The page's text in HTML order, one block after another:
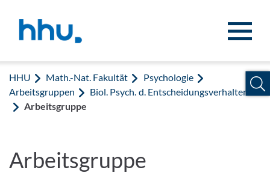
HHU Math.-Nat. Fakultät
Psychologie
Arbeitsgruppen
Biol. Psych. d. Entscheidungsverhaltens
Arbeitsgruppe
Arbeitsgruppe